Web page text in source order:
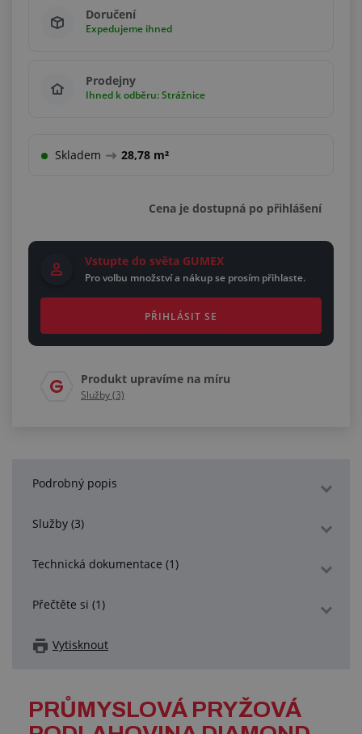
12,00 m²
Násobky 12,00 m²
Doručení
Expedujeme ihned
Prodejny
Ihned k odběru: Strážnice
Skladem 28,78 m²
Cena je dostupná po přihlášení
Vstupte do světa GUMEX
Pro volbu množství a nákup se prosím přihlaste.
PŘIHLÁSIT SE
Produkt upravíme na míru
Služby (3)
Podrobný popis
Služby (3)
Technická dokumentace (1)
Přečtěte si (1)
Vytisknout
PRŮMYSLOVÁ PRYŽOVÁ